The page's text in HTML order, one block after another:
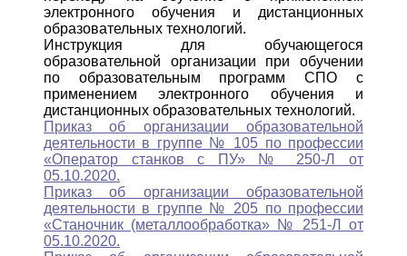
электронного обучения и дистанционных
образовательных технологий.
Инструкция для обучающегося
образовательной организации при обучении
по образовательным программ СПО с
применением электронного обучения и
дистанционных образовательных технологий.
Приказ об организации образовательной
деятельности в группе № 105 по профессии
«Оператор станков с ПУ» № 250-Л от
05.10.2020.
Приказ об организации образовательной
деятельности в группе № 205 по профессии
«Станочник (металлообработка» № 251-Л от
05.10.2020.